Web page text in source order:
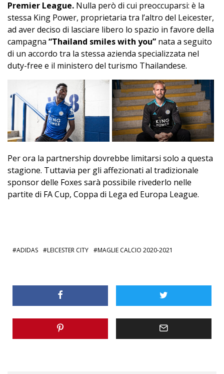
Premier League. Nulla però di cui preoccuparsi: è la
stessa King Power, proprietaria tra l’altro del Leicester,
ad aver deciso di lasciare libero lo spazio in favore della
campagna “Thailand smiles with you” nata a seguito
di un accordo tra la stessa azienda specializzata nel
duty-free e il ministero del turismo Thailandese.
Per ora la partnership dovrebbe limitarsi solo a questa
stagione. Tuttavia per gli affezionati al tradizionale
sponsor delle Foxes sarà possibile rivederlo nelle
partite di FA Cup, Coppa di Lega ed Europa League.
ADIDAS LEICESTER CITY MAGLIE CALCIO 2020-2021